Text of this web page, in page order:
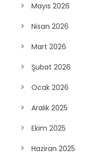
Mayıs 2026
Nisan 2026
Mart 2026
Şubat 2026
Ocak 2026
Aralık 2025
Ekim 2025
Haziran 2025